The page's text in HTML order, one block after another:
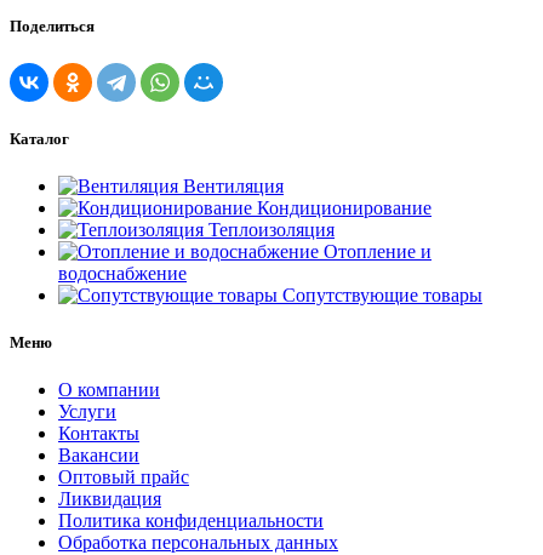
Поделиться
Каталог
Вентиляция
Кондиционирование
Теплоизоляция
Отопление и
водоснабжение
Сопутствующие товары
Меню
О компании
Услуги
Контакты
Вакансии
Оптовый прайс
Ликвидация
Политика конфиденциальности
Обработка персональных данных